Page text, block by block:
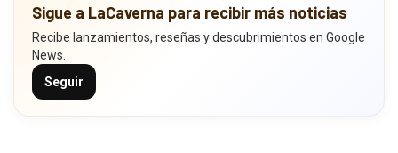
Sigue a LaCaverna para recibir más noticias
Recibe lanzamientos, reseñas y descubrimientos en Google
News.
Seguir